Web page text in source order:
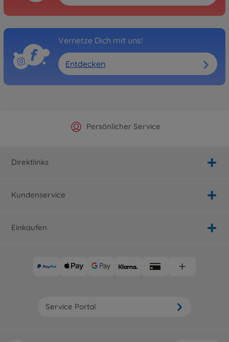
Vernetze Dich mit uns!
Entdecken
Offizieller Hersteller Shop
Persönlicher Service
Versandkostenfrei ab 25€
Schnelle Lieferung
Direktlinks
Kundenservice
Einkaufen
Service Portal